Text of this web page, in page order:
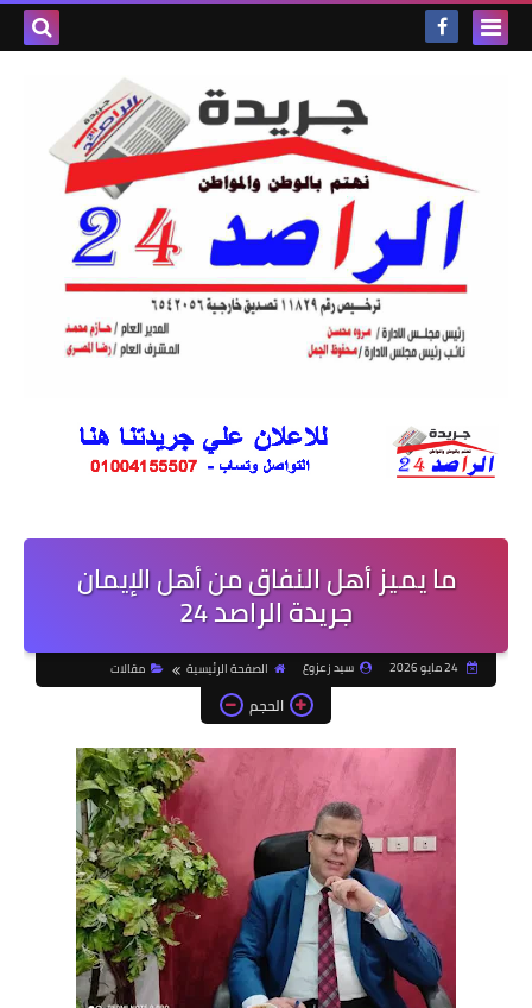
ما يميز أهل النفاق من أهل الإيمان
جريدة الراصد 24
24 مايو 2026 سيد زعزوع الصفحة الرئيسية مقالات
الحجم